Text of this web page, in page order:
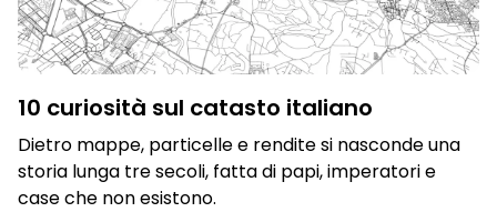
10 curiosità sul catasto italiano
Dietro mappe, particelle e rendite si nasconde una
storia lunga tre secoli, fatta di papi, imperatori e
case che non esistono.